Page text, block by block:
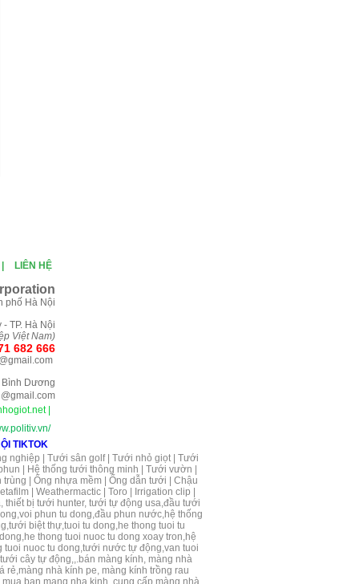
LIÊN HỆ
on
phố Hà Nội
TP. Hà Nội
Việt Nam)
682 666
Bình Dương
|
nghiệp Tưới sân golf Tưới nhỏ giọt| Tưới
Hệ thống tưới thông minh Tưới vườn
| Ống nhựa mềm | Ống dẫn tưới | Chậu
| Weathermactic | Toro | Irrigation clip |
bị tưới hunter, tưới tự động usa,đầu tưới
phun tu dong,đầu phun nước,hệ thống
biệt thự,tuoi tu dong,he thong tuoi tu
thong tuoi nuoc tu dong xoay tron,hệ
tuoi nuoc tu dong,tưới nước tự động,van tuoi
cây tự động,,.bán màng kính, màng nhà
rẻ,màng nhà kính pe, màng kính trồng rau
ban mang nha kinh, cung cấp màng nhà